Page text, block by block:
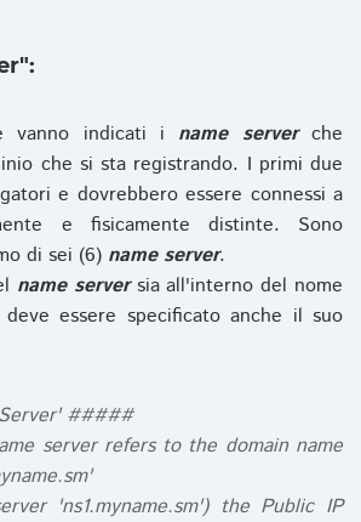
vanno indicati i name serverche
che si sta registrando. I primi due
e dovrebbero essere connessi a
e fisicamente distinte. Sono
di sei (6) name server.
name serversia all'interno del nome
essere specificato anche il suo
#####
server refers to the domain name
'ns1.myname.sm') the Public IP